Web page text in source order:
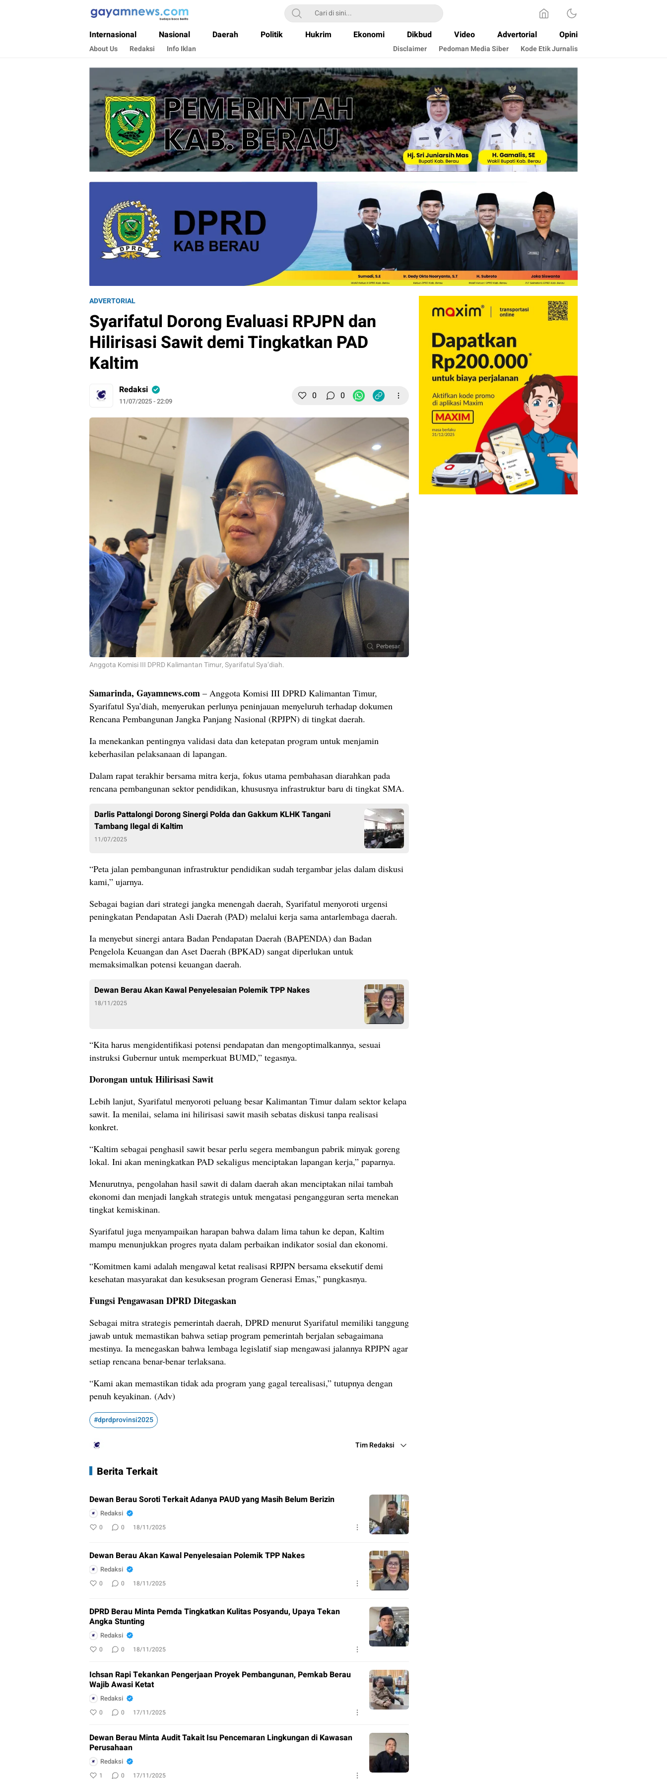
Gayamnews.com
Budaya Baca Berita
Internasional Nasional Daerah Politik Hukrim Ekonomi Dikbud Video Advertorial Opini
About Us Redaksi Info Iklan Disclaimer Pedoman Media Siber Kode Etik Jurnalis
ADVERTORIAL
Syarifatul Dorong Evaluasi RPJPN dan
Hilirisasi Sawit demi Tingkatkan PAD
Kaltim
Redaksi
11/07/2025 - 22:09 0 0
Perbesar
Anggota Komisi III DPRD Kalimantan Timur, Syarifatul Sya’diah.
Samarinda, Gayamnews.com – Anggota Komisi III DPRD Kalimantan Timur,
Syarifatul Sya’diah, menyerukan perlunya peninjauan menyeluruh terhadap dokumen
Rencana Pembangunan Jangka Panjang Nasional (RPJPN) di tingkat daerah.
Ia menekankan pentingnya validasi data dan ketepatan program untuk menjamin
keberhasilan pelaksanaan di lapangan.
Dalam rapat terakhir bersama mitra kerja, fokus utama pembahasan diarahkan pada
rencana pembangunan sektor pendidikan, khususnya infrastruktur baru di tingkat SMA.
Darlis Pattalongi Dorong Sinergi Polda dan Gakkum KLHK Tangani
Tambang Ilegal di Kaltim
11/07/2025
“Peta jalan pembangunan infrastruktur pendidikan sudah tergambar jelas dalam diskusi
kami,” ujarnya.
Sebagai bagian dari strategi jangka menengah daerah, Syarifatul menyoroti urgensi
peningkatan Pendapatan Asli Daerah (PAD) melalui kerja sama antarlembaga daerah.
Ia menyebut sinergi antara Badan Pendapatan Daerah (BAPENDA) dan Badan
Pengelola Keuangan dan Aset Daerah (BPKAD) sangat diperlukan untuk
memaksimalkan potensi keuangan daerah.
Dewan Berau Akan Kawal Penyelesaian Polemik TPP Nakes
18/11/2025
“Kita harus mengidentifikasi potensi pendapatan dan mengoptimalkannya, sesuai
instruksi Gubernur untuk memperkuat BUMD,” tegasnya.
Dorongan untuk Hilirisasi Sawit
Lebih lanjut, Syarifatul menyoroti peluang besar Kalimantan Timur dalam sektor kelapa
sawit. Ia menilai, selama ini hilirisasi sawit masih sebatas diskusi tanpa realisasi
konkret.
“Kaltim sebagai penghasil sawit besar perlu segera membangun pabrik minyak goreng
lokal. Ini akan meningkatkan PAD sekaligus menciptakan lapangan kerja,” paparnya.
Menurutnya, pengolahan hasil sawit di dalam daerah akan menciptakan nilai tambah
ekonomi dan menjadi langkah strategis untuk mengatasi pengangguran serta menekan
tingkat kemiskinan.
Syarifatul juga menyampaikan harapan bahwa dalam lima tahun ke depan, Kaltim
mampu menunjukkan progres nyata dalam perbaikan indikator sosial dan ekonomi.
“Komitmen kami adalah mengawal ketat realisasi RPJPN bersama eksekutif demi
kesehatan masyarakat dan kesuksesan program Generasi Emas,” pungkasnya.
Fungsi Pengawasan DPRD Ditegaskan
Sebagai mitra strategis pemerintah daerah, DPRD menurut Syarifatul memiliki tanggung
jawab untuk memastikan bahwa setiap program pemerintah berjalan sebagaimana
mestinya. Ia menegaskan bahwa lembaga legislatif siap mengawasi jalannya RPJPN agar
setiap rencana benar-benar terlaksana.
“Kami akan memastikan tidak ada program yang gagal terealisasi,” tutupnya dengan
penuh keyakinan. (Adv)
#dprdprovinsi2025
Tim Redaksi
Berita Terkait
Dewan Berau Soroti Terkait Adanya PAUD yang Masih Belum Berizin
Redaksi
0 0 18/11/2025
Dewan Berau Akan Kawal Penyelesaian Polemik TPP Nakes
Redaksi
0 0 18/11/2025
DPRD Berau Minta Pemda Tingkatkan Kulitas Posyandu, Upaya Tekan
Angka Stunting
Redaksi
0 0 18/11/2025
Ichsan Rapi Tekankan Pengerjaan Proyek Pembangunan, Pemkab Berau
Wajib Awasi Ketat
Redaksi
0 0 17/11/2025
Dewan Berau Minta Audit Takait Isu Pencemaran Lingkungan di Kawasan
Perusahaan
Redaksi
1 0 17/11/2025